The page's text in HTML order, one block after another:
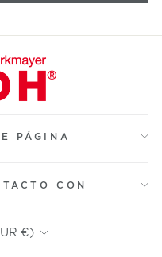
PÁGINA
CON
€)